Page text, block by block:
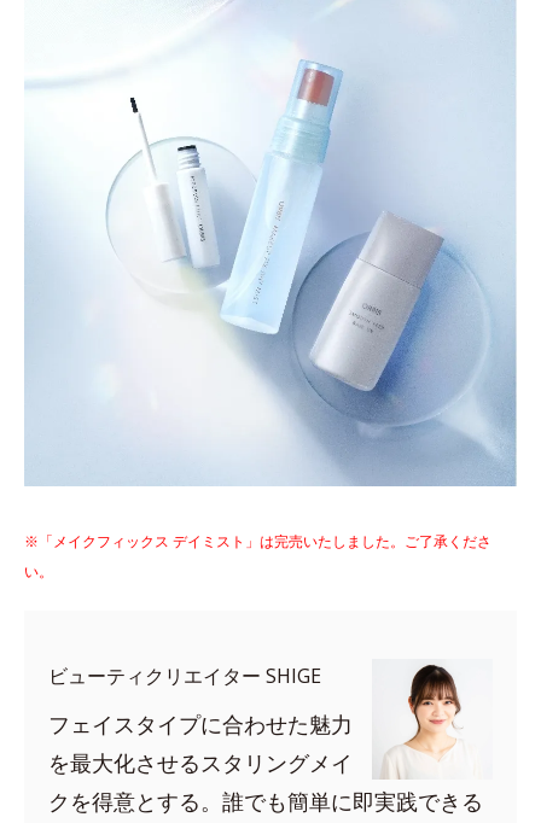
※「メイクフィックス デイミスト」は完売いたしました。ご了承くださ
い。
ビューティクリエイター SHIGE
フェイスタイプに合わせた魅力
を最大化させるスタリングメイ
クを得意とする。誰でも簡単に即実践できる